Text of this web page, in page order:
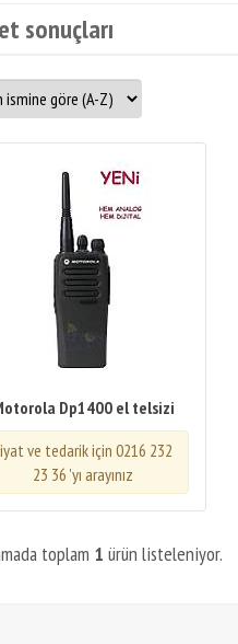
sonuçları
Dp1400 el telsizi
ve tedarik için 0216 232
23 36 'yı arayınız
toplam 1 ürün listeleniyor.